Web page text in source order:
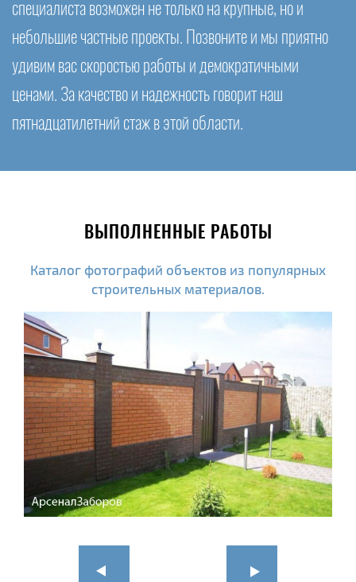
специалиста возможен не только на крупные, но и
небольшие частные проекты. Позвоните и мы приятно
удивим вас скоростью работы и демократичными
ценами. За качество и надежность говорит наш
пятнадцатилетний стаж в этой области.
ВЫПОЛНЕННЫЕ РАБОТЫ
Каталог фотографий объектов из популярных
строительных материалов.